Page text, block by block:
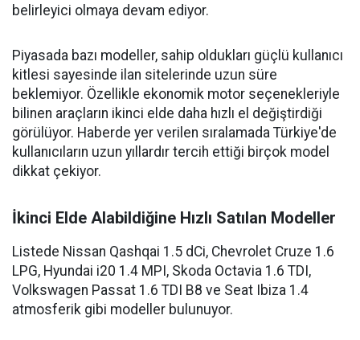
belirleyici olmaya devam ediyor.
Piyasada bazı modeller, sahip oldukları güçlü kullanıcı
kitlesi sayesinde ilan sitelerinde uzun süre
beklemiyor. Özellikle ekonomik motor seçenekleriyle
bilinen araçların ikinci elde daha hızlı el değiştirdiği
görülüyor. Haberde yer verilen sıralamada Türkiye'de
kullanıcıların uzun yıllardır tercih ettiği birçok model
dikkat çekiyor.
İkinci Elde Alabildiğine Hızlı Satılan Modeller
Listede Nissan Qashqai 1.5 dCi, Chevrolet Cruze 1.6
LPG, Hyundai i20 1.4 MPI, Skoda Octavia 1.6 TDI,
Volkswagen Passat 1.6 TDI B8 ve Seat Ibiza 1.4
atmosferik gibi modeller bulunuyor.